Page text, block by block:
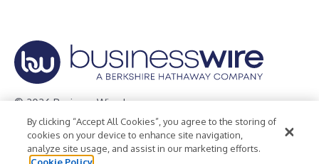
© 2026 Business Wire, Inc.
Privacy Policy Cookie Policy
Accessibility Statement
Terms of Use
Legal
By clicking “Accept All Cookies”, you agree to the storing of
cookies on your device to enhance site navigation,
analyze site usage, and assist in our marketing efforts.